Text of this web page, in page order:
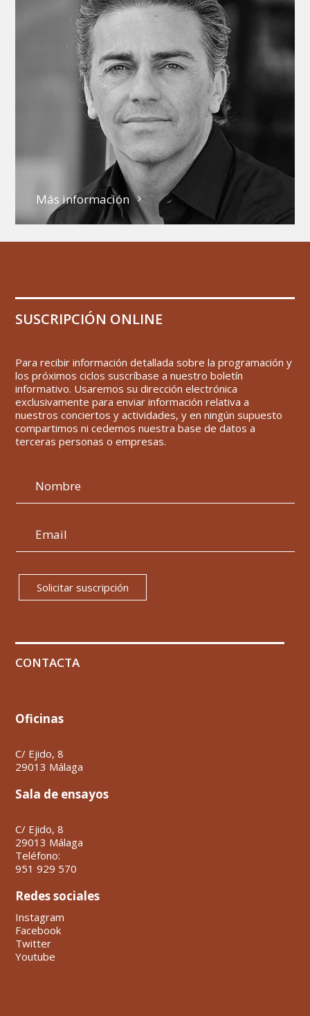
Más información
SUSCRIPCIÓN ONLINE
Para recibir información detallada sobre la programación y
los próximos ciclos suscríbase a nuestro boletín
informativo. Usaremos su dirección electrónica
exclusivamente para enviar información relativa a
nuestros conciertos y actividades, y en ningún supuesto
compartimos ni cedemos nuestra base de datos a
terceras personas o empresas.
Solicitar suscripción
CONTACTA
Oficinas
C/ Ejido, 8
29013 Málaga
Sala de ensayos
C/ Ejido, 8
29013 Málaga
Teléfono:
951 929 570
Redes sociales
Instagram
Facebook
Twitter
Youtube